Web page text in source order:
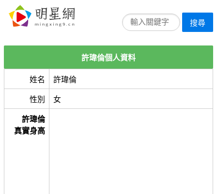
搜尋
許瑋倫個人資料
姓名 許瑋倫
性別 女
許瑋倫
真實身高